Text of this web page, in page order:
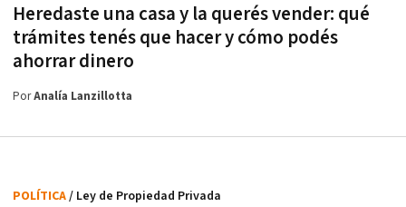
Heredaste una casa y la querés vender: qué
trámites tenés que hacer y cómo podés
ahorrar dinero
PorAnalía Lanzillotta
POLÍTICA/ Ley de Propiedad Privada